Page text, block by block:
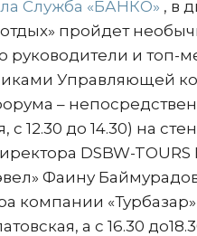
Служба «БАНКО» , в
отдых» пройдет
руководители и
Управляющей
–
с 12.30 до 14.30) на
DSBW-
Фаину
компании
а с 16.30